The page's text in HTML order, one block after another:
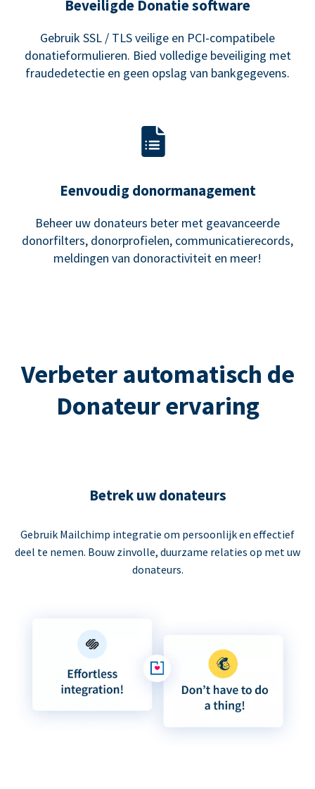
Beveiligde Donatie software
Gebruik SSL / TLS veilige en PCI-compatibele
donatieformulieren. Bied volledige beveiliging met
fraudedetectie en geen opslag van bankgegevens.
Eenvoudig donormanagement
Beheer uw donateurs beter met geavanceerde
donorfilters, donorprofielen, communicatierecords,
meldingen van donoractiviteit en meer!
Verbeter automatisch de
Donateur ervaring
Betrek uw donateurs
Gebruik Mailchimp integratie om persoonlijk en effectief
deel te nemen. Bouw zinvolle, duurzame relaties op met uw
donateurs.